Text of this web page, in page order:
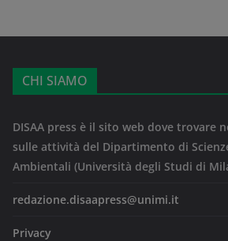
CHI SIAMO
DISAA press è il sito web dove trovare
sulle attività del Dipartimento di
Ambientali (Università degli Studi di
redazione.disaapress@unimi.it
Privacy